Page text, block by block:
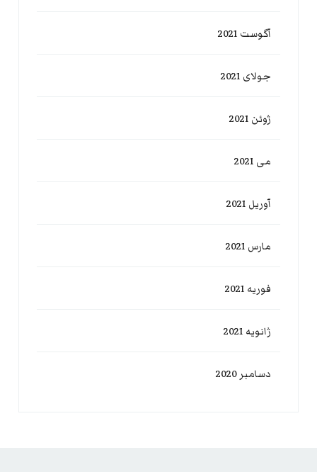
آگوست 2021
جولای 2021
ژوئن 2021
می 2021
آوریل 2021
مارس 2021
فوریه 2021
ژانویه 2021
دسامبر 2020